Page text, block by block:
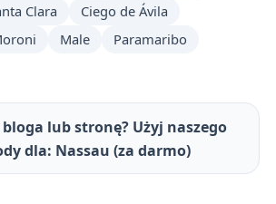
Clara
Ciego de Ávila
Male
Paramaribo
lub stronę? Użyj naszego
dla: Nassau (za darmo)